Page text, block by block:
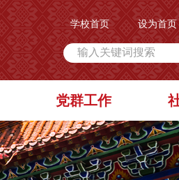
学校首页 设为首页
党群工作